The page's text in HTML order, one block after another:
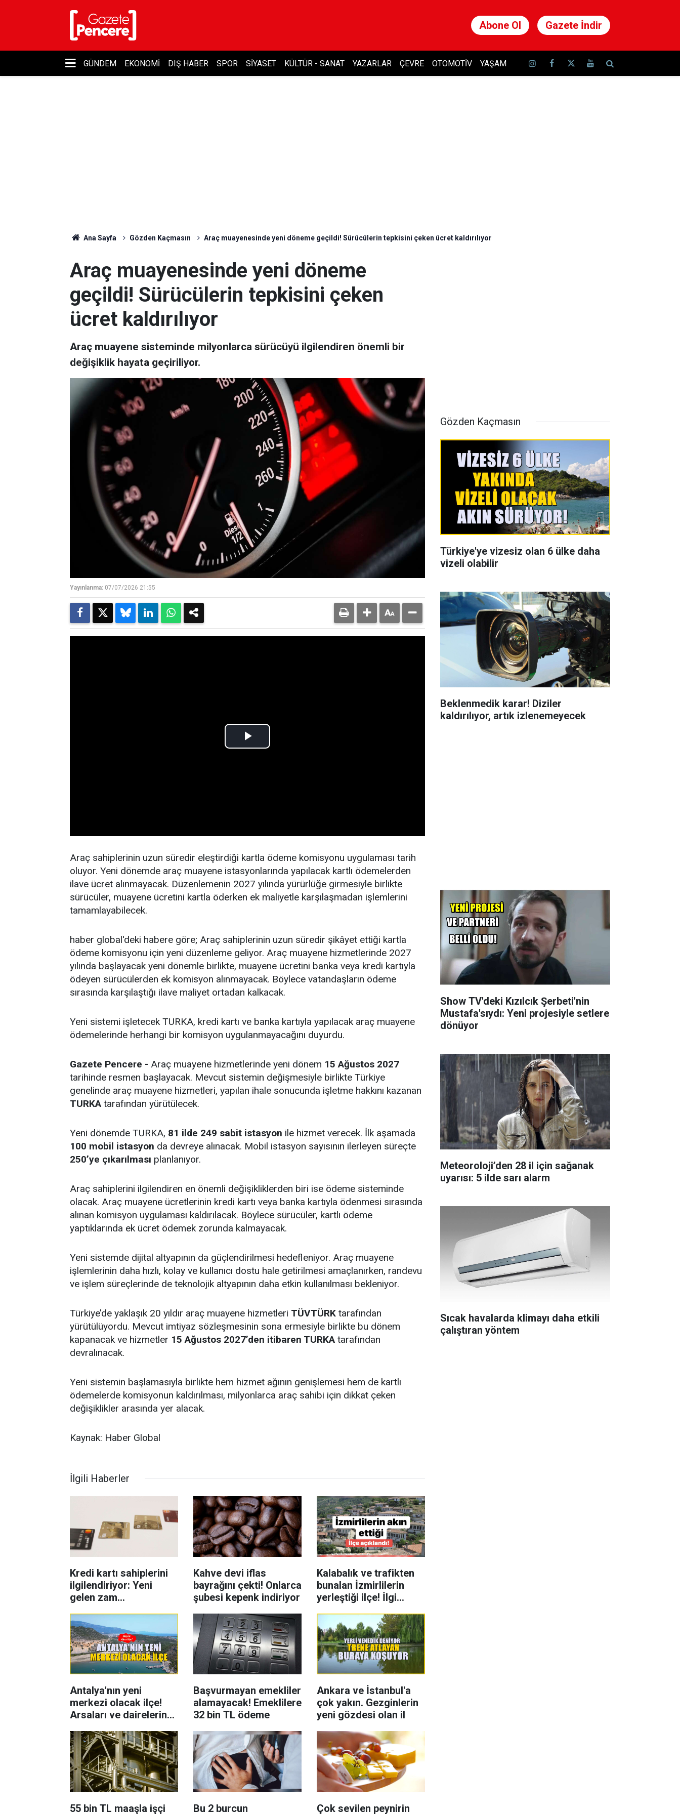
Abone Ol Gazete İndir
GÜNDEM EKONOMI DIŞ HABER SPOR SIYASET KÜLTÜR - SANAT YAZARLAR ÇEVRE OTOMOTIV YAŞAM
Ana Sayfa Gözden Kaçmasın Araç muayenesinde yeni döneme geçildi! Sürücülerin tepkisini çeken ücret kaldırılıyor
Araç muayenesinde yeni döneme
geçildi! Sürücülerin tepkisini çeken
ücret kaldırılıyor
Araç muayene sisteminde milyonlarca sürücüyü ilgilendiren önemli bir
değişiklik hayata geçiriliyor.
Yayınlanma: 07/07/2026 21:55
Araç sahiplerinin uzun süredir eleştirdiği kartla ödeme komisyonu uygulaması tarih
oluyor. Yeni dönemde araç muayene istasyonlarında yapılacak kartlı ödemelerden
ilave ücret alınmayacak. Düzenlemenin 2027 yılında yürürlüğe girmesiyle birlikte
sürücüler, muayene ücretini kartla öderken ek maliyetle karşılaşmadan işlemlerini
tamamlayabilecek.
haber global'deki habere göre; Araç sahiplerinin uzun süredir şikâyet ettiği kartla
ödeme komisyonu için yeni düzenleme geliyor. Araç muayene hizmetlerinde 2027
yılında başlayacak yeni dönemle birlikte, muayene ücretini banka veya kredi kartıyla
ödeyen sürücülerden ek komisyon alınmayacak. Böylece vatandaşların ödeme
sırasında karşılaştığı ilave maliyet ortadan kalkacak.
Yeni sistemi işletecek TURKA, kredi kartı ve banka kartıyla yapılacak araç muayene
ödemelerinde herhangi bir komisyon uygulanmayacağını duyurdu.
Gazete Pencere - Araç muayene hizmetlerinde yeni dönem 15 Ağustos 2027
tarihinde resmen başlayacak. Mevcut sistemin değişmesiyle birlikte Türkiye
genelinde araç muayene hizmetleri, yapılan ihale sonucunda işletme hakkını kazanan
TURKA tarafından yürütülecek.
Yeni dönemde TURKA, 81 ilde 249 sabit istasyon ile hizmet verecek. İlk aşamada
100 mobil istasyon da devreye alınacak. Mobil istasyon sayısının ilerleyen süreçte
250’ye çıkarılması planlanıyor.
Araç sahiplerini ilgilendiren en önemli değişikliklerden biri ise ödeme sisteminde
olacak. Araç muayene ücretlerinin kredi kartı veya banka kartıyla ödenmesi sırasında
alınan komisyon uygulaması kaldırılacak. Böylece sürücüler, kartlı ödeme
yaptıklarında ek ücret ödemek zorunda kalmayacak.
Yeni sistemde dijital altyapının da güçlendirilmesi hedefleniyor. Araç muayene
işlemlerinin daha hızlı, kolay ve kullanıcı dostu hale getirilmesi amaçlanırken, randevu
ve işlem süreçlerinde de teknolojik altyapının daha etkin kullanılması bekleniyor.
Türkiye’de yaklaşık 20 yıldır araç muayene hizmetleri TÜVTÜRK tarafından
yürütülüyordu. Mevcut imtiyaz sözleşmesinin sona ermesiyle birlikte bu dönem
kapanacak ve hizmetler 15 Ağustos 2027’den itibaren TURKA tarafından
devralınacak.
Yeni sistemin başlamasıyla birlikte hem hizmet ağının genişlemesi hem de kartlı
ödemelerde komisyonun kaldırılması, milyonlarca araç sahibi için dikkat çeken
değişiklikler arasında yer alacak.
Kaynak: Haber Global
İlgili Haberler
Kredi kartı sahiplerini
ilgilendiriyor: Yeni
gelen zam
Kahve devi iflas
bayrağını çekti! Onlarca
şubesi kepenk indiriyor
Kalabalık ve trafikten
bunalan İzmirlilerin
yerleştiği ilçe! İlgi
Antalya'nın yeni
merkezi olacak ilçe!
Arsaları ve dairelerine
Başvurmayan emekliler
alamayacak! Emeklilere
32 bin TL ödeme
Ankara ve İstanbul'a
çok yakın. Gezginlerin
yeni gözdesi olan il
55 bin TL maaşla işçi Bu 2 burcun Çok sevilen peynirin
Gözden Kaçmasın
Türkiye'ye vizesiz olan 6 ülke daha
vizeli olabilir
Beklenmedik karar! Diziler
kaldırılıyor, artık izlenemeyecek
Show TV'deki Kızılcık Şerbeti'nin
Mustafa'sıydı: Yeni projesiyle setlere
dönüyor
Meteoroloji’den 28 il için sağanak
uyarısı: 5 ilde sarı alarm
Sıcak havalarda klimayı daha etkili
çalıştıran yöntem